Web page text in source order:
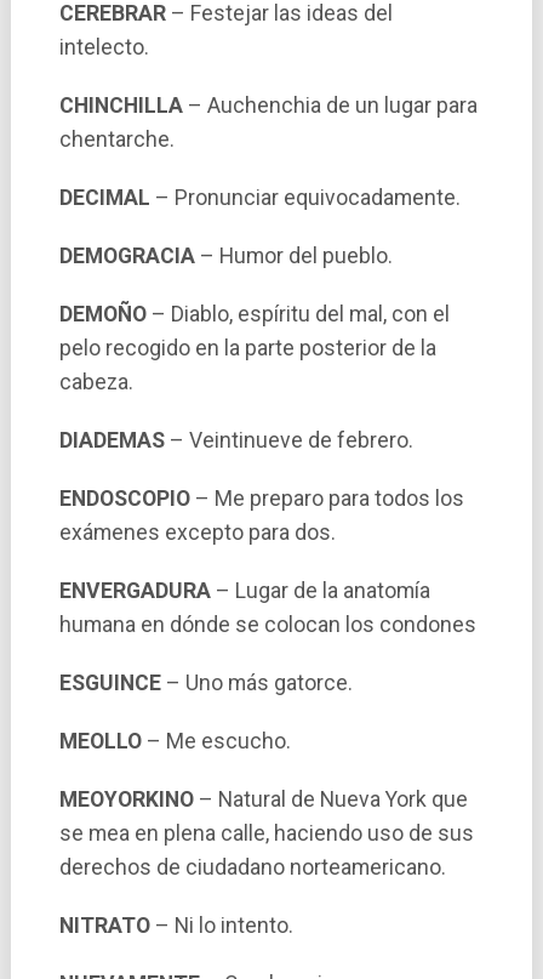
CEREBRAR– Festejar las ideas del
intelecto.
CHINCHILLA– Auchenchia de un lugar para
chentarche.
DECIMAL – Pronunciar equivocadamente.
DEMOGRACIA– Humor del pueblo.
DEMOÑO– Diablo, espí­ritu del mal, con el
pelo recogido en la parte posterior de la
cabeza.
DIADEMAS– Veintinueve de febrero.
ENDOSCOPIO– Me preparo para todos los
exámenes excepto para dos.
ENVERGADURA– Lugar de la anatomí­a
humana en dónde se colocan los condones
ESGUINCE– Uno más gatorce.
MEOLLO– Me escucho.
MEOYORKINO– Natural de Nueva York que
se mea en plena calle, haciendo uso de sus
derechos de ciudadano norteamericano.
NITRATO– Ni lo intento.